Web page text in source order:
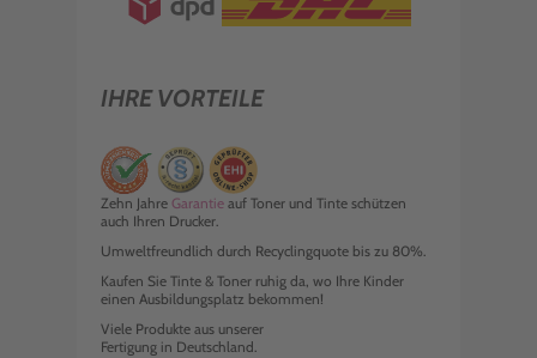
IHRE VORTEILE
Zehn Jahre Garantie auf Toner und Tinte schützen
auch Ihren Drucker.
Umweltfreundlich durch Recyclingquote bis zu 80%.
Kaufen Sie Tinte & Toner ruhig da, wo Ihre Kinder
einen Ausbildungsplatz bekommen!
Viele Produkte aus unserer
Fertigung in Deutschland.